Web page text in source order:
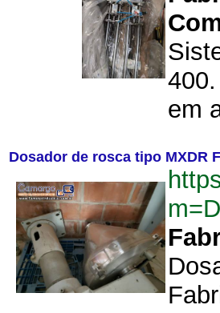
em
Dosador de rosca tipo MXDR